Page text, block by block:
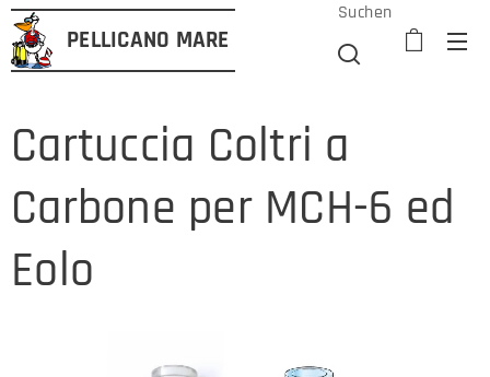
PELLICANO MARE
Suchen
Cartuccia Coltri a
Carbone per MCH-6 ed
Eolo